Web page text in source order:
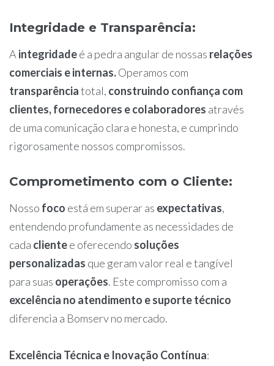
Integridade e Transparência:
A integridadeé a pedra angular de nossas relações
comerciais e internas.Operamos com
transparênciatotal, construindo confiança com
clientes, fornecedores e colaboradores através
de uma comunicação clara e honesta, e cumprindo
rigorosamente nossos compromissos.
Comprometimento com o Cliente:
Nosso foco está em superar as expectativas,
entendendo profundamente as necessidades de
cada clientee oferecendo soluções
personalizadas que geram valor real e tangível
para suas operações. Este compromisso com a
excelência no atendimento e suporte técnico
diferencia a Bomserv no mercado.
Excelência Técnica e Inovação Contínua: